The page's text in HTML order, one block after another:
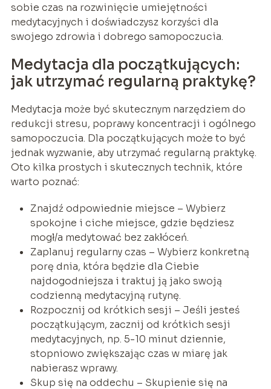
sobie czas na rozwinięcie umiejętności
medytacyjnych i doświadczysz korzyści dla
swojego zdrowia i dobrego samopoczucia.
Medytacja dla początkujących:
jak utrzymać regularną praktykę?
Medytacja może być skutecznym narzędziem do
redukcji stresu, poprawy koncentracji i ogólnego
samopoczucia. Dla początkujących może to być
jednak wyzwanie, aby utrzymać regularną praktykę.
Oto kilka prostych i skutecznych technik, które
warto poznać:
Znajdź odpowiednie miejsce – Wybierz
spokojne i ciche miejsce, gdzie będziesz
mogł/a medytować bez zakłóceń.
Zaplanuj regularny czas – Wybierz konkretną
porę dnia, która będzie dla Ciebie
najdogodniejsza i traktuj ją jako swoją
codzienną medytacyjną rutynę.
Rozpocznij od krótkich sesji – Jeśli jesteś
początkującym, zacznij od krótkich sesji
medytacyjnych, np. 5-10 minut dziennie,
stopniowo zwiększając czas w miarę jak
nabierasz wprawy.
Skup się na oddechu – Skupienie się na